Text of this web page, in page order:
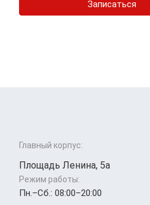
Записаться
Главный корпус:
Площадь Ленина, 5а
Режим работы:
Пн.–Cб.: 08:00–20:00